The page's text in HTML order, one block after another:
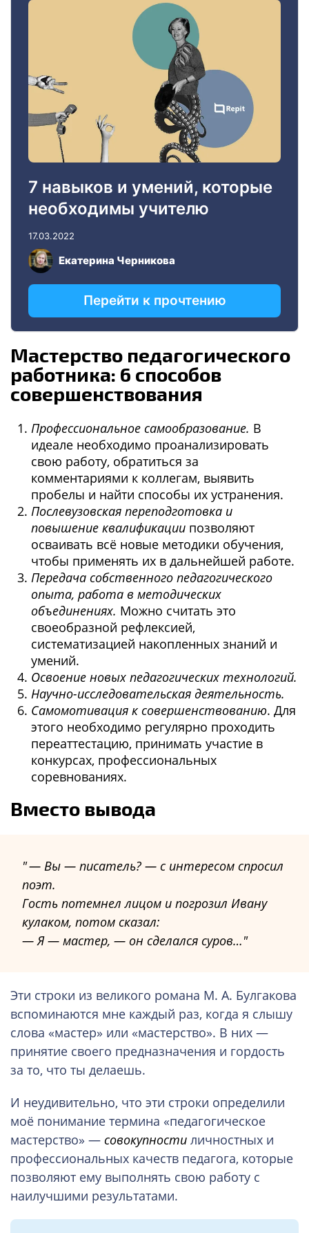
Мастерство педагогического
работника: 6 способов
совершенствования
Профессиональное самообразование. В
идеале необходимо проанализировать
свою работу, обратиться за
комментариями к коллегам, выявить
пробелы и найти способы их устранения.
Послевузовская переподготовка и
повышение квалификации позволяют
осваивать всё новые методики обучения,
чтобы применять их в дальнейшей работе.
Передача собственного педагогического
опыта, работа в методических
объединениях. Можно считать это
своеобразной рефлексией,
систематизацией накопленных знаний и
умений.
Освоение новых педагогических технологий.
Научно-исследовательская деятельность.
Самомотивация к совершенствованию. Для
этого необходимо регулярно проходить
переаттестацию, принимать участие в
конкурсах, профессиональных
соревнованиях.
Вместо вывода
— Вы — писатель? — с интересом спросил
поэт.
Гость потемнел лицом и погрозил Ивану
кулаком, потом сказал:
— Я — мастер, — он сделался суров…
Эти строки из великого романа М. А. Булгакова
вспоминаются мне каждый раз, когда я слышу
слова «мастер» или «мастерство». В них —
принятие своего предназначения и гордость
за то, что ты делаешь.
И неудивительно, что эти строки определили
моё понимание термина «педагогическое
мастерство» — совокупности личностных и
профессиональных качеств педагога, которые
позволяют ему выполнять свою работу с
наилучшими результатами.